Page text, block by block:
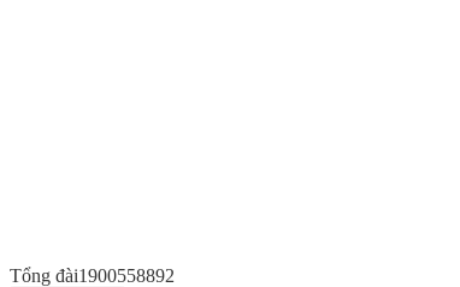
Tổng đài1900558892